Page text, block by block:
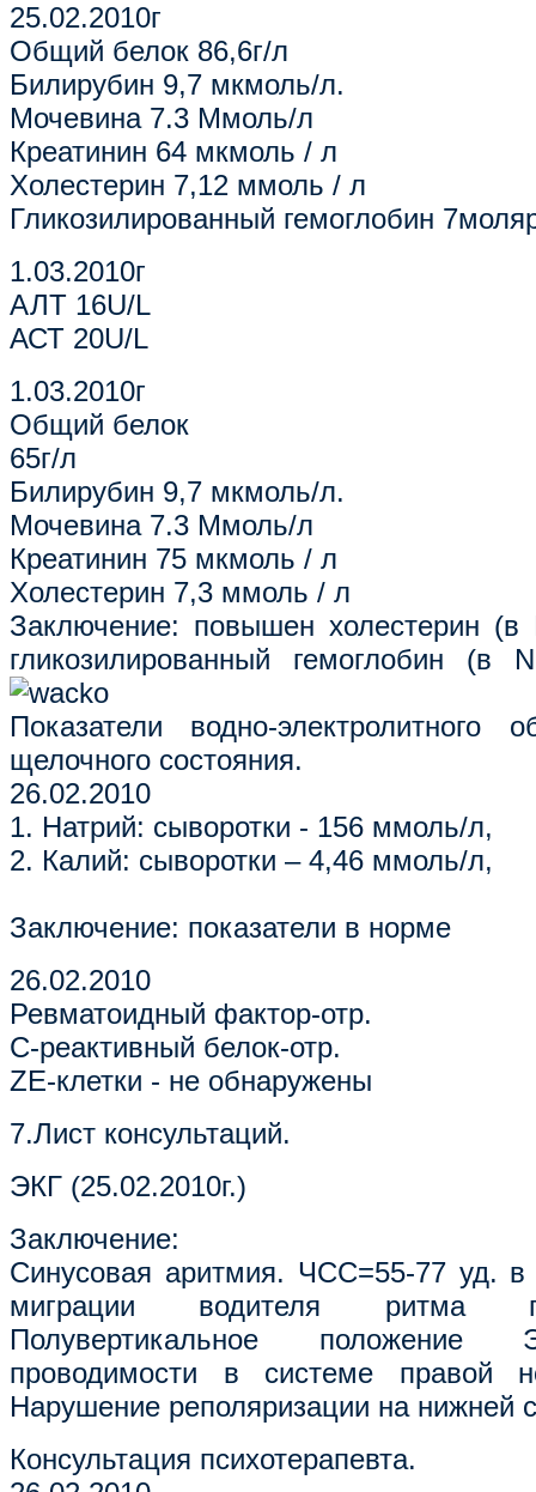
25.02.2010г
Общий белок 86,6г/л
Билирубин 9,7 мкмоль/л.
Мочевина 7.3 Ммоль/л
Креатинин 64 мкмоль / л
Холестерин 7,12 ммоль / л
Гликозилированный гемоглобин
1.03.2010г
АЛТ 16U/L
АСТ 20U/L
1.03.2010г
Общий белок
65г/л
Билирубин 9,7 мкмоль/л.
Мочевина 7.3 Ммоль/л
Креатинин 75 мкмоль / л
Холестерин 7,3 ммоль / л
Заключение: повышен холестерин
гликозилированный гемоглобин
Показатели водно-электролитного
щелочного состояния.
26.02.2010
1. Натрий: сыворотки - 156 ммоль/л,
2. Калий: сыворотки – 4,46 ммоль/л,
Заключение: показатели в норме
26.02.2010
Ревматоидный фактор-отр.
С-реактивный белок-отр.
ZE-клетки - не обнаружены
7.Лист консультаций.
ЭКГ (25.02.2010г.)
Заключение:
Синусовая аритмия. ЧСС=55-77 уд.
миграции водителя ритма
Полувертикальное
проводимости в системе правой
Нарушение реполяризации на нижней
Консультация психотерапевта.